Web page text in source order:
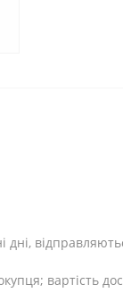
дні,
вартість